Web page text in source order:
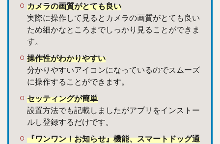
カメラの画質がとても良い
実際に操作して見るとカメラの画質がとても良い
ため細かなところまでしっかり見ることができま
す。
操作性がわかりやすい
分かりやすいアイコンになっているのでスムーズ
に操作することができます。
セッティングが簡単
設置方法でも記載しましたがアプリをインストー
ルし登録するだけです。
『ワンワン！お知らせ』機能、スマートドッグ通